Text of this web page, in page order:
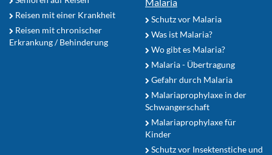
Reisen mit einer Krankheit
Reisen mit chronischer
Erkrankung / Behinderung
Schutz vor Malaria
Was ist Malaria?
Wo gibt es Malaria?
Malaria - Übertragung
Gefahr durch Malaria
Malariaprophylaxe in der
Schwangerschaft
Malariaprophylaxe für
Kinder
Schutz vor Insektenstiche und